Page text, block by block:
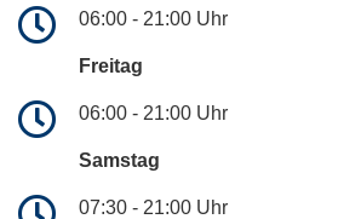
06:00 - 21:00 Uhr
Freitag
06:00 - 21:00 Uhr
Samstag
07:30 - 21:00 Uhr